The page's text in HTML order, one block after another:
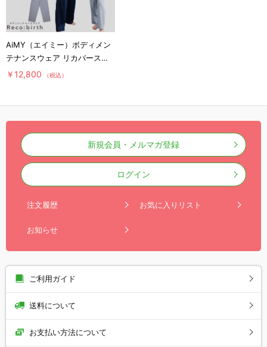
AiMY（エイミー）ボディメン
テナンスウェア リカバース／
長袖長ズボン／上下セット／リ
￥12,800 （税込）
新規会員・メルマガ登録
ログイン
注文履歴 お気に入りリスト
お知らせ
ご利用ガイド
送料について
お支払い方法について